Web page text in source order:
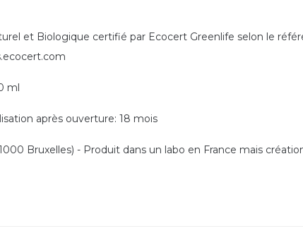
et Biologique certifié par Ecocert Greenlife selon le
ml
après ouverture: 18 mois
Bruxelles) - Produit dans un labo en France mais